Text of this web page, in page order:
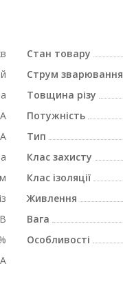
Стан товару
Струм зварювання
Товщина різу
Потужність
Тип
Клас захисту
Клас ізоляції
Живлення
Вага
Особливості